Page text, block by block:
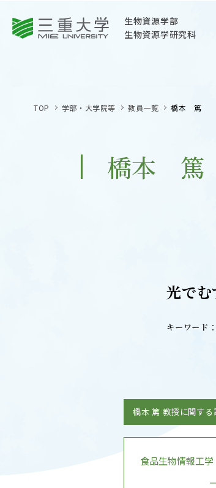
三重大学
生物資源学部
生物資源学研究科
生物資源学研究科
TEL 059-232-1211（代表）
YouTube
教職員専用（学内）
農学がつなぐミライ
TOP 学部・大学院等 教員一覧 橋本 篤
橋本 篤
光で
キーワード
橋本 篤 教授に関する
食品生物情報工学